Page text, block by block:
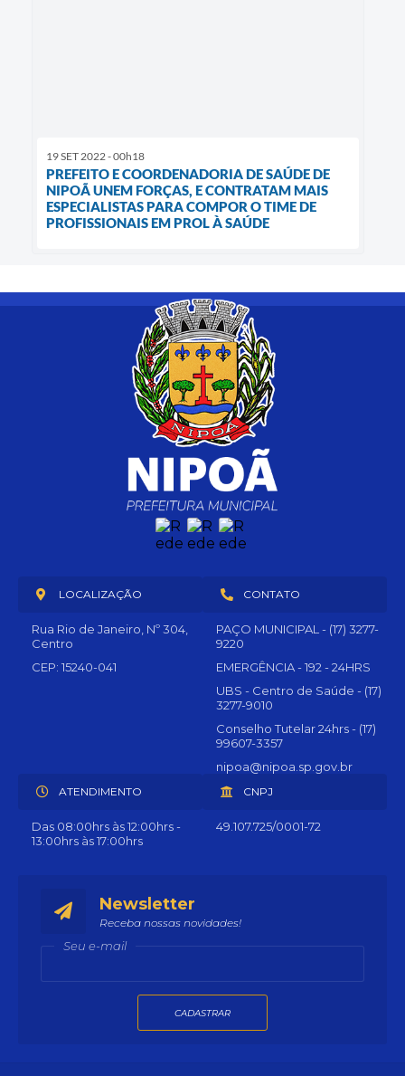
19 SET 2022 - 00h18
PREFEITO E COORDENADORIA DE SAÚDE DE
NIPOÃ UNEM FORÇAS, E CONTRATAM MAIS
ESPECIALISTAS PARA COMPOR O TIME DE
PROFISSIONAIS EM PROL À SAÚDE
LOCALIZAÇÃO
Rua Rio de Janeiro, Nº 304,
Centro
CEP: 15240-041
CONTATO
PAÇO MUNICIPAL - (17) 3277-
9220
EMERGÊNCIA - 192 - 24HRS
UBS - Centro de Saúde - (17)
3277-9010
Conselho Tutelar 24hrs - (17)
99607-3357
nipoa@nipoa.sp.gov.br
ATENDIMENTO
Das 08:00hrs às 12:00hrs -
13:00hrs às 17:00hrs
CNPJ
49.107.725/0001-72
Newsletter
Receba nossas novidades!
Seu e-mail
CADASTRAR